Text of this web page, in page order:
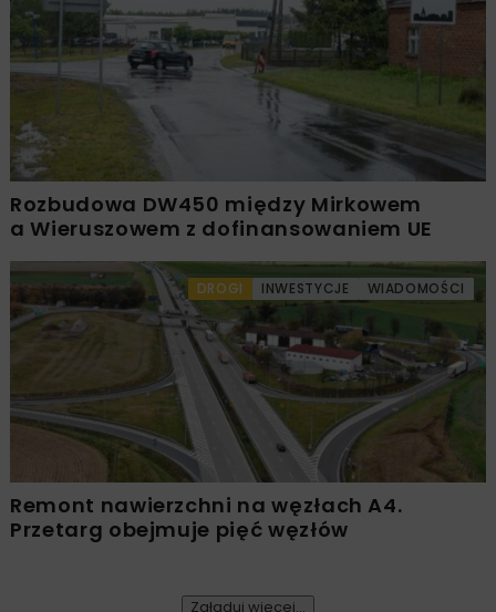
Rozbudowa DW450 między Mirkowem
a Wieruszowem z dofinansowaniem UE
DROGI INWESTYCJE WIADOMOŚCI
Remont nawierzchni na węzłach A4.
Przetarg obejmuje pięć węzłów
Załaduj więcej...